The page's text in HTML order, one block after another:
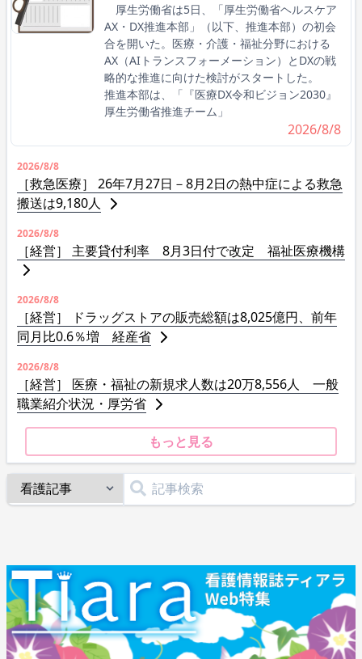
厚生労働省は5日、「厚生労働省ヘルスケア
AX・DX推進本部」（以下、推進本部）の初会
合を開いた。医療・介護・福祉分野における
AX（AIトランスフォーメーション）とDXの戦
略的な推進に向けた検討がスタートした。
推進本部は、「『医療DX令和ビジョン2030』
厚生労働省推進チーム」
2026/8/8
2026/8/8
［救急医療］ 26年7月27日－8月2日の熱中症による救急
搬送は9,180人
2026/8/8
［経営］ 主要貸付利率 8月3日付で改定 福祉医療機構
2026/8/8
［経営］ ドラッグストアの販売総額は8,025億円、前年
同月比0.6％増 経産省
2026/8/8
［経営］ 医療・福祉の新規求人数は20万8,556人 一般
職業紹介状況・厚労省
もっと見る